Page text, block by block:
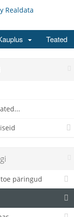
Teated
päringud